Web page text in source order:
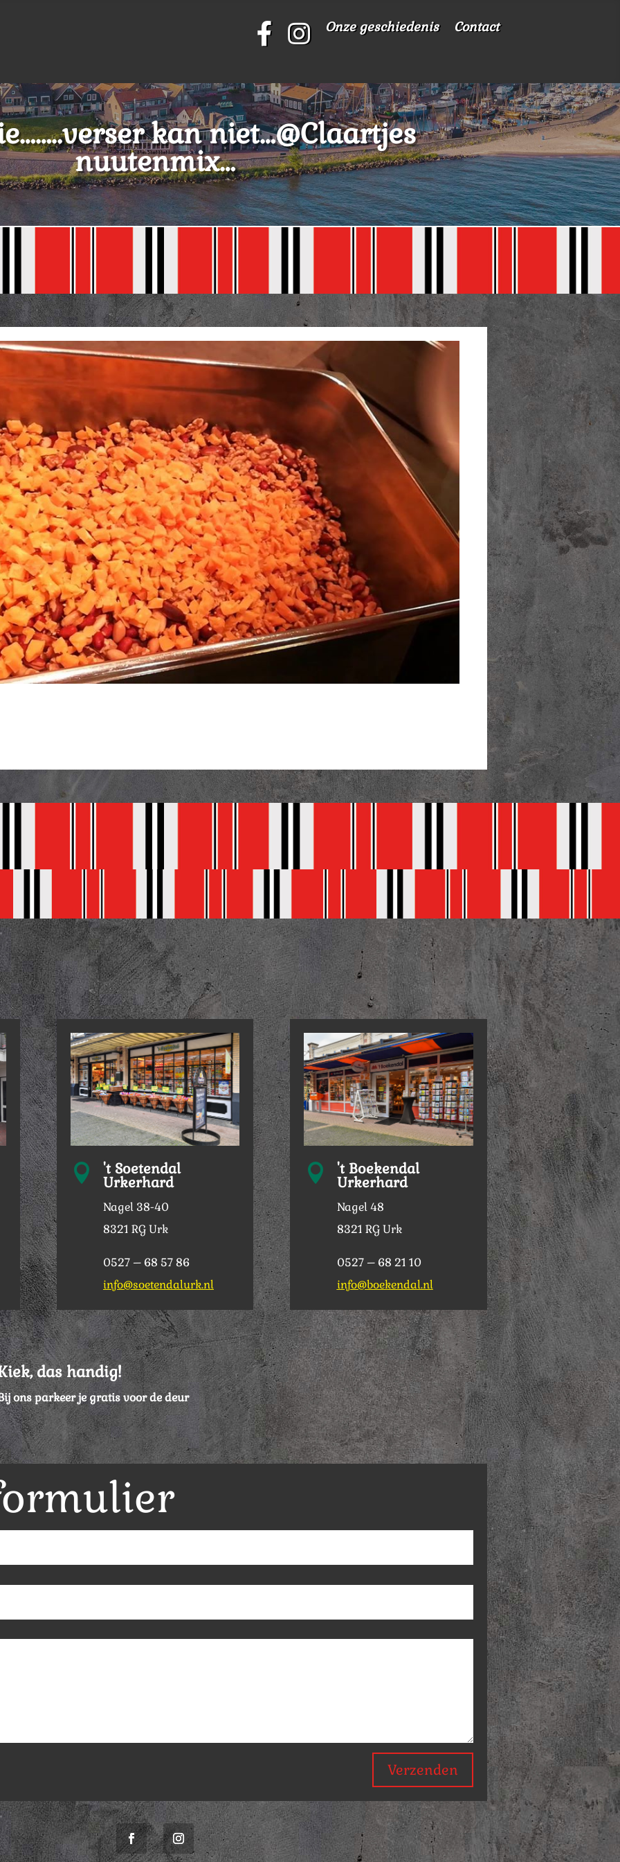
Onze geschiedenis Contact
kan niet…@Claartjes
nuutenmix…
 't Soetendal
Urkerhard
Nagel 38-40
8321 RG Urk
0527 – 68 57 86
info@soetendalurk.nl
 't Boekendal
Urkerhard
Nagel 48
8321 RG Urk
0527 – 68 21 10
info@boekendal.nl
das handig!
ons parkeer je gratis voor de deur
Verzenden